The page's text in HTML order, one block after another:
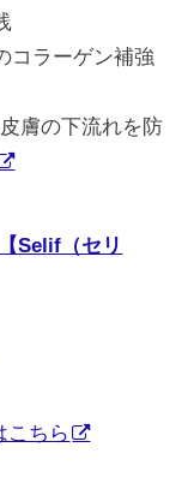
コラーゲン補強
膚の下流れを防
Selif（セリ
こちら